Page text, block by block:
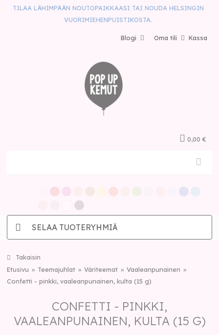
TILAA LÄHIMPÄÄN NOUTOPAIKKAASI TAI NOUDA HELSINGIN
VUORIMIEHENPUISTIKOSTA.
Kassa
Oma tili
Blogi
0,00 €
SELAA TUOTERYHMIÄ
Takaisin
Etusivu
Teemajuhlat Väriteemat
Vaaleanpunainen
Confetti - pinkki, vaaleanpunainen, kulta (15 g)
CONFETTI - PINKKI,
VAALEANPUNAINEN, KULTA (15 G)